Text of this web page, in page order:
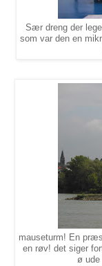
Sær dreng der
som var den en
mauseturm! En
en røv! det siger
ø ude